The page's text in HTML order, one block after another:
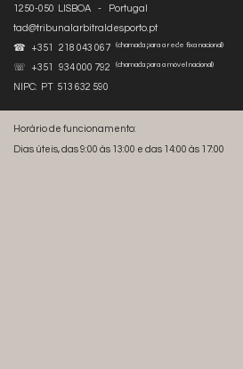
1250-050 LISBOA - Portugal
tad@tribunalarbitraldesporto.pt
☎ +351 218 043 067
(chamada para a rede fixa nacional)
☏ +351 934 000 792 (chamada para a móvel nacional)
NIPC: PT 513 632 590
Horário de funcionamento:
Dias úteis, das 9:00 às 13:00 e das 14:00 às 17:00